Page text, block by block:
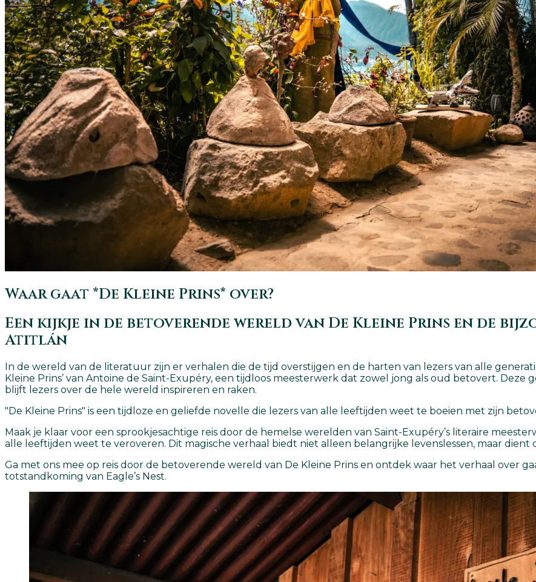
Waar gaat *De Kleine Prins* over?
Een kijkje in de betoverende wereld van De Kleine Prins en de
Atitlán
In de wereld van de literatuur zijn er verhalen die de tijd overstijgen en de harten van lezers van alle
Kleine Prins’ van Antoine de Saint-Exupéry, een tijdloos meesterwerk dat zowel jong als oud betovert. Deze
blijft lezers over de hele wereld inspireren en raken.
"De Kleine Prins" is een tijdloze en geliefde novelle die lezers van alle leeftijden weet te boeien met zijn
Maak je klaar voor een sprookjesachtige reis door de hemelse werelden van Saint-Exupéry’s literaire
alle leeftijden weet te veroveren. Dit magische verhaal biedt niet alleen belangrijke levenslessen, maar dient
Ga met ons mee op reis door de betoverende wereld van De Kleine Prins en ontdek waar het verhaal over
totstandkoming van Eagle’s Nest.